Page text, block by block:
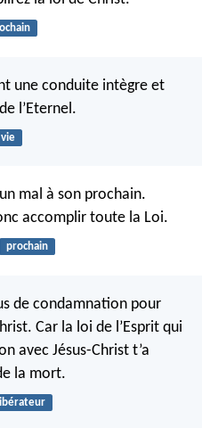
une conduite intègre et
l’Eternel.
vie
mal à son prochain.
accomplir toute la Loi.
prochain
de condamnation pour
Car la loi de l’Esprit qui
avec Jésus-Christ t’a
la mort.
libérateur